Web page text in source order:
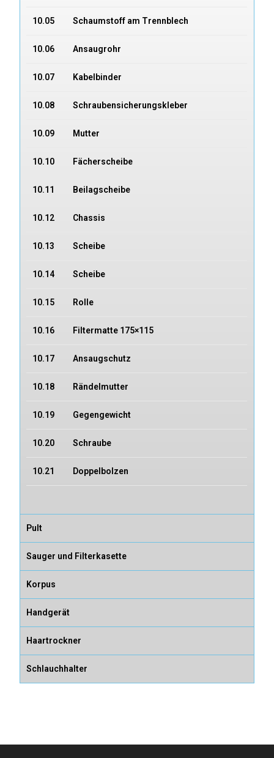
10.05 Schaumstoff am Trennblech
10.06 Ansaugrohr
10.07 Kabelbinder
10.08 Schraubensicherungskleber
10.09 Mutter
10.10 Fächerscheibe
10.11 Beilagscheibe
10.12 Chassis
10.13 Scheibe
10.14 Scheibe
10.15 Rolle
10.16 Filtermatte 175×115
10.17 Ansaugschutz
10.18 Rändelmutter
10.19 Gegengewicht
10.20 Schraube
10.21 Doppelbolzen
Pult
Sauger und Filterkasette
Korpus
Handgerät
Haartrockner
Schlauchhalter